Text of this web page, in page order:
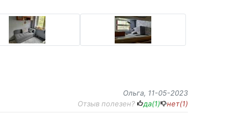
Ольга, 11-05-2023
Отзыв полезен?
да(1) нет(1)